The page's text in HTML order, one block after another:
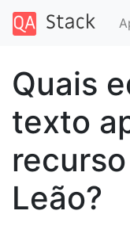
Quais
texto
Leão?